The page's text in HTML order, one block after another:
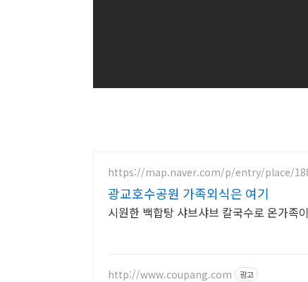
https://map.naver.com/p/entry/place/
광교호수공원 가족외식은 여기
시원한 백합탕 샤브샤브 칼국수로 온가족
http://www.coupang.com 광고